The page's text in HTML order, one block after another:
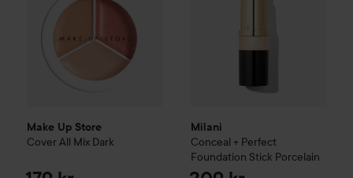
Make Up Store
Cover All Mix Dark
Milani
Conceal + Perfect
Foundation Stick Porcelain